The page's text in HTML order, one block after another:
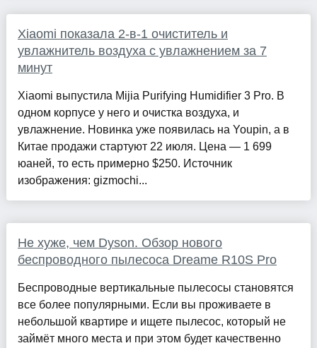
Xiaomi показала 2-в-1 очиститель и
увлажнитель воздуха с увлажнением за 7
минут
Xiaomi выпустила Mijia Purifying Humidifier 3 Pro. В
одном корпусе у него и очистка воздуха, и
увлажнение. Новинка уже появилась на Youpin, а в
Китае продажи стартуют 22 июля. Цена — 1 699
юаней, то есть примерно $250. Источник
изображения: gizmochi...
Не хуже, чем Dyson. Обзор нового
беспроводного пылесоса Dreame R10S Pro
Беспроводные вертикальные пылесосы становятся
все более популярными. Если вы проживаете в
небольшой квартире и ищете пылесос, который не
займёт много места и при этом будет качественно